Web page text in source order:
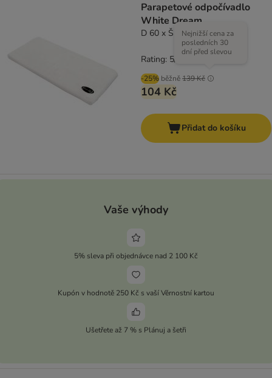
Parapetové odpočívadlo
White Dream
D 60 x Š 26 x V 2 cm
-25% běžně139 Kč
Nejnižší cena za
posledních 30
dní před slevou
104 Kč
Rating: 5/5
Přidat do košíku
Vaše výhody
5% sleva při objednávce nad 2 100 Kč
Kupón v hodnotě 250 Kč s vaší Věrnostní kartou
Ušetřete až 7 % s Plánuj a šetři